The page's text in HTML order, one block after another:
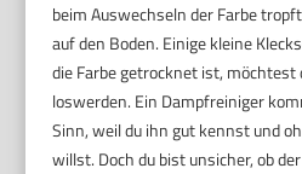
beim Auswechseln der Farbe
auf den Boden. Einige kleine
die Farbe getrocknet ist, möchtest
loswerden. Ein Dampfreiniger
Sinn, weil du ihn gut kennst und
willst. Doch du bist unsicher, ob